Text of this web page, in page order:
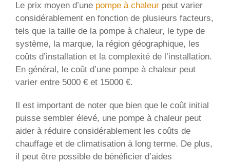
Le prix moyen d’une pompe à chaleur peut varier
considérablement en fonction de plusieurs facteurs,
tels que la taille de la pompe à chaleur, le type de
système, la marque, la région géographique, les
coûts d’installation et la complexité de l’installation.
En général, le coût d’une pompe à chaleur peut
varier entre 5000 € et 15000 €.
Il est important de noter que bien que le coût initial
puisse sembler élevé, une pompe à chaleur peut
aider à réduire considérablement les coûts de
chauffage et de climatisation à long terme. De plus,
il peut être possible de bénéficier d’aides